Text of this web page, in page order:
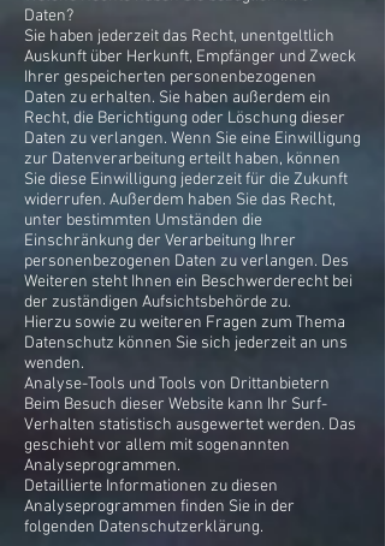
Daten?
Sie haben jederzeit das Recht, unentgeltlich
Auskunft über Herkunft, Empfänger und Zweck
Ihrer gespeicherten personenbezogenen
Daten zu erhalten. Sie haben außerdem ein
Recht, die Berichtigung oder Löschung dieser
Daten zu verlangen. Wenn Sie eine Einwilligung
zur Datenverarbeitung erteilt haben, können
Sie diese Einwilligung jederzeit für die Zukunft
widerrufen. Außerdem haben Sie das Recht,
unter bestimmten Umständen die
Einschränkung der Verarbeitung Ihrer
personenbezogenen Daten zu verlangen. Des
Weiteren steht Ihnen ein Beschwerderecht bei
der zuständigen Aufsichtsbehörde zu.
Hierzu sowie zu weiteren Fragen zum Thema
Datenschutz können Sie sich jederzeit an uns
wenden.
Analyse-Tools und Tools von Drittanbietern
Beim Besuch dieser Website kann Ihr Surf-
Verhalten statistisch ausgewertet werden. Das
geschieht vor allem mit sogenannten
Analyseprogrammen.
Detaillierte Informationen zu diesen
Analyseprogrammen finden Sie in der
folgenden Datenschutzerklärung.